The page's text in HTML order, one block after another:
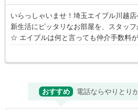
いらっしゃいませ！埼玉エイブル川越
新生活にピッタリなお部屋を、スタッ
☆ エイブルは何と言っても仲介手数
線 上福岡～高坂 西武新宿線 本
ご相談下さい！ 小江戸川越は観光地の
おすすめ 電話ならやりとり